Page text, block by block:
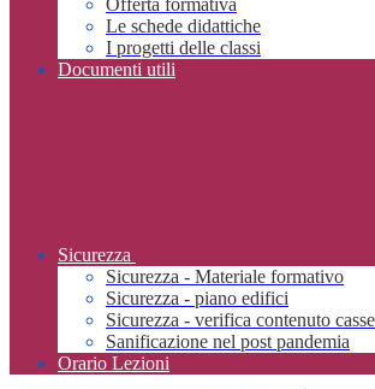
Offerta formativa
Le schede didattiche
I progetti delle classi
Documenti utili
Sicurezza
Sicurezza - Materiale formativo
Sicurezza - piano edifici
Sicurezza - verifica contenuto
Sanificazione nel post pandemia
Orario Lezioni